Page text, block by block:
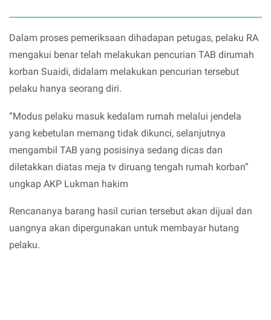
Dalam proses pemeriksaan dihadapan petugas, pelaku RA
mengakui benar telah melakukan pencurian TAB dirumah
korban Suaidi, didalam melakukan pencurian tersebut
pelaku hanya seorang diri.
“Modus pelaku masuk kedalam rumah melalui jendela
yang kebetulan memang tidak dikunci, selanjutnya
mengambil TAB yang posisinya sedang dicas dan
diletakkan diatas meja tv diruang tengah rumah korban”
ungkap AKP Lukman hakim
Rencananya barang hasil curian tersebut akan dijual dan
uangnya akan dipergunakan untuk membayar hutang
pelaku.